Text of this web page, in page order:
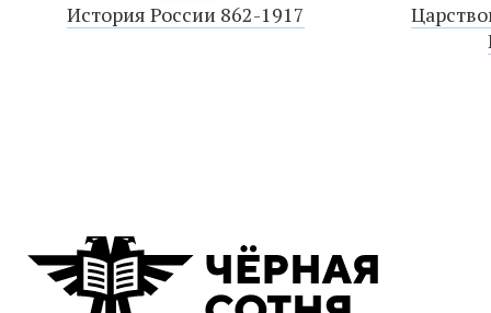
История России 862-1917